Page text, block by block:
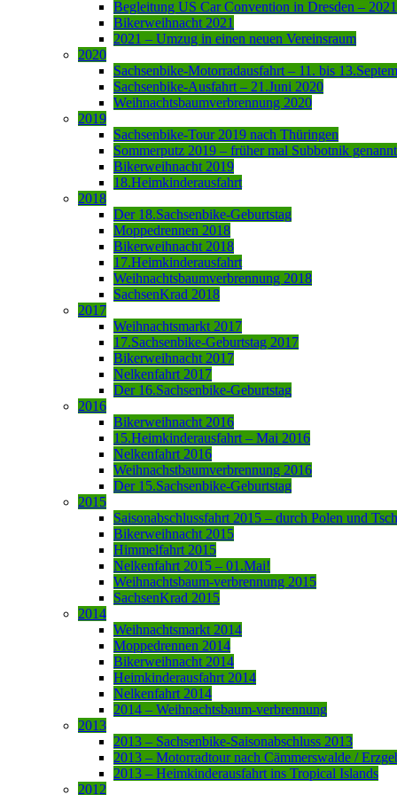
Begleitung US Car Convention in Dresden – 2021
Bikerweihnacht 2021
2021 – Umzug in einen neuen Vereinsraum
2020
Sachsenbike-Motorradausfahrt – 11. bis
Sachsenbike-Ausfahrt – 21.Juni 2020
Weihnachtsbaumverbrennung 2020
2019
Sachsenbike-Tour 2019 nach Thüringen
Sommerputz 2019 – früher mal Subbotnik genannt
Bikerweihnacht 2019
18.Heimkinderausfahrt
2018
Der 18.Sachsenbike-Geburtstag
Moppedrennen 2018
Bikerweihnacht 2018
17.Heimkinderausfahrt
Weihnachtsbaumverbrennung 2018
SachsenKrad 2018
2017
Weihnachtsmarkt 2017
17.Sachsenbike-Geburtstag 2017
Bikerweihnacht 2017
Nelkenfahrt 2017
Der 16.Sachsenbike-Geburtstag
2016
Bikerweihnacht 2016
15.Heimkinderausfahrt – Mai 2016
Nelkenfahrt 2016
Weihnachstbaumverbrennung 2016
Der 15.Sachsenbike-Geburtstag
2015
Saisonabschlussfahrt 2015 – durch Polen und
Bikerweihnacht 2015
Himmelfahrt 2015
Nelkenfahrt 2015 – 01.Mai!
Weihnachtsbaum-verbrennung 2015
SachsenKrad 2015
2014
Weihnachtsmarkt 2014
Moppedrennen 2014
Bikerweihnacht 2014
Heimkinderausfahrt 2014
Nelkenfahrt 2014
2014 – Weihnachtsbaum-verbrennung
2013
2013 – Sachsenbike-Saisonabschluss 2013
2013 – Motorradtour nach Cämmerswalde /
2013 – Heimkinderausfahrt ins Tropical Islands
2012